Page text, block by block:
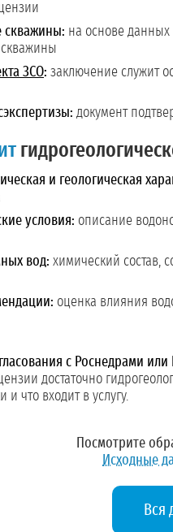
скважины: на основе данных
ЗСО: заключение служит
документ
и геологическая
условия: описание
вод: химический состав,
оценка влияния
с Роснедрами
достаточно
и что входит в услугу.
Посмотрите
Исходные
Вся